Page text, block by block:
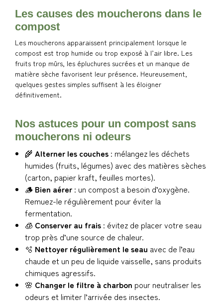
Les causes des moucherons dans le
compost
Les moucherons apparaissent principalement lorsque le
compost est trop humide ou trop exposé à l’air libre. Les
fruits trop mûrs, les épluchures sucrées et un manque de
matière sèche favorisent leur présence. Heureusement,
quelques gestes simples suffisent à les éloigner
définitivement.
Nos astuces pour un compost sans
moucherons ni odeurs
🌾 Alterner les couches : mélangez les déchets
humides (fruits, légumes) avec des matières sèches
(carton, papier kraft, feuilles mortes).
🪵 Bien aérer : un compost a besoin d’oxygène.
Remuez-le régulièrement pour éviter la
fermentation.
🧊 Conserver au frais : évitez de placer votre seau
trop près d’une source de chaleur.
🫧 Nettoyer régulièrement le seau avec de l’eau
chaude et un peu de liquide vaisselle, sans produits
chimiques agressifs.
🌸 Changer le filtre à charbon pour neutraliser les
odeurs et limiter l’arrivée des insectes.